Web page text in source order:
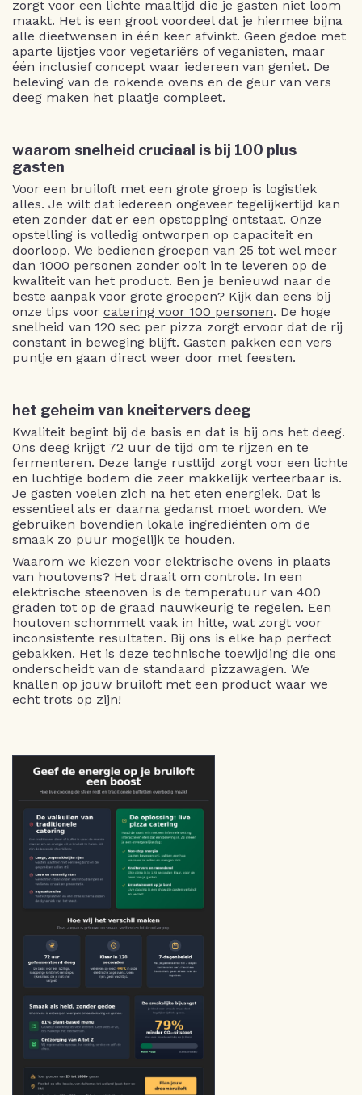
zorgt voor een lichte maaltijd die je gasten niet loom
maakt. Het is een groot voordeel dat je hiermee bijna
alle dieetwensen in één keer afvinkt. Geen gedoe met
aparte lijstjes voor vegetariërs of veganisten, maar
één inclusief concept waar iedereen van geniet. De
beleving van de rokende ovens en de geur van vers
deeg maken het plaatje compleet.
waarom snelheid cruciaal is bij 100 plus
gasten
Voor een bruiloft met een grote groep is logistiek
alles. Je wilt dat iedereen ongeveer tegelijkertijd kan
eten zonder dat er een opstopping ontstaat. Onze
opstelling is volledig ontworpen op capaciteit en
doorloop. We bedienen groepen van 25 tot wel meer
dan 1000 personen zonder ooit in te leveren op de
kwaliteit van het product. Ben je benieuwd naar de
beste aanpak voor grote groepen? Kijk dan eens bij
onze tips voor catering voor 100 personen. De hoge
snelheid van 120 sec per pizza zorgt ervoor dat de rij
constant in beweging blijft. Gasten pakken een vers
puntje en gaan direct weer door met feesten.
het geheim van kneitervers deeg
Kwaliteit begint bij de basis en dat is bij ons het deeg.
Ons deeg krijgt 72 uur de tijd om te rijzen en te
fermenteren. Deze lange rusttijd zorgt voor een lichte
en luchtige bodem die zeer makkelijk verteerbaar is.
Je gasten voelen zich na het eten energiek. Dat is
essentieel als er daarna gedanst moet worden. We
gebruiken bovendien lokale ingrediënten om de
smaak zo puur mogelijk te houden.
Waarom we kiezen voor elektrische ovens in plaats
van houtovens? Het draait om controle. In een
elektrische steenoven is de temperatuur van 400
graden tot op de graad nauwkeurig te regelen. Een
houtoven schommelt vaak in hitte, wat zorgt voor
inconsistente resultaten. Bij ons is elke hap perfect
gebakken. Het is deze technische toewijding die ons
onderscheidt van de standaard pizzawagen. We
knallen op jouw bruiloft met een product waar we
echt trots op zijn!